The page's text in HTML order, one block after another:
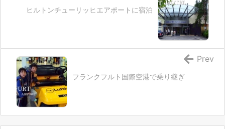
ヒルトンチューリッヒエアポートに宿泊
フランクフルト国際空港で乗り継ぎ
Prev